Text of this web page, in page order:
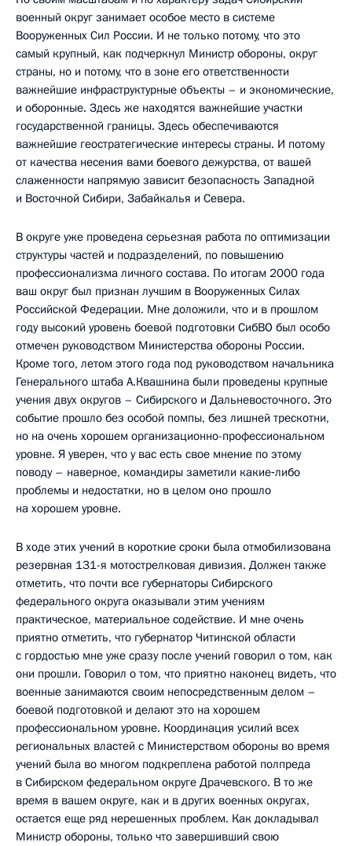
военный округ занимает особое место в системе
Вооруженных Сил России. И не только потому, что это
самый крупный, как подчеркнул Министр обороны, округ
страны, но и потому, что в зоне его ответственности
важнейшие инфраструктурные объекты – и экономические,
и оборонные. Здесь же находятся важнейшие участки
государственной границы. Здесь обеспечиваются
важнейшие геостратегические интересы страны. И потому
от качества несения вами боевого дежурства, от вашей
слаженности напрямую зависит безопасность Западной
и Восточной Сибири, Забайкалья и Севера.
В округе уже проведена серьезная работа по оптимизации
структуры частей и подразделений, по повышению
профессионализма личного состава. По итогам 2000 года
ваш округ был признан лучшим в Вооруженных Силах
Российской Федерации. Мне доложили, что и в прошлом
году высокий уровень боевой подготовки СибВО был особо
отмечен руководством Министерства обороны России.
Кроме того, летом этого года под руководством начальника
Генерального штаба А.Квашнина были проведены крупные
учения двух округов – Сибирского и Дальневосточного. Это
событие прошло без особой помпы, без лишней трескотни,
но на очень хорошем организационно-профессиональном
уровне. Я уверен, что у вас есть свое мнение по этому
поводу – наверное, командиры заметили какие‑либо
проблемы и недостатки, но в целом оно прошло
на хорошем уровне.
В ходе этих учений в короткие сроки была отмобилизована
резервная 131-я мотострелковая дивизия. Должен также
отметить, что почти все губернаторы Сибирского
федерального округа оказывали этим учениям
практическое, материальное содействие. И мне очень
приятно отметить, что губернатор Читинской области
с гордостью мне уже сразу после учений говорил о том, как
они прошли. Говорил о том, что приятно наконец видеть, что
военные занимаются своим непосредственным делом –
боевой подготовкой и делают это на хорошем
профессиональном уровне. Координация усилий всех
региональных властей с Министерством обороны во время
учений была во многом подкреплена работой полпреда
в Сибирском федеральном округе Драчевского. В то же
время в вашем округе, как и в других военных округах,
остается еще ряд нерешенных проблем. Как докладывал
Министр обороны, только что завершивший свою